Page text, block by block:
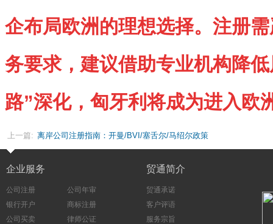
企布局欧洲的理想选择。注册
务要求，建议借助专业机构降
路”深化，匈牙利将成为进入欧
上一篇: 离岸公司注册指南：开曼/BVI/塞舌尔/马绍尔政策
对比与选择策略
企业服务
公司注册
公司年审
银行开户
商标注册
公司买卖
律师公证
贸通简介
贸通承诺
客户评语
服务宗旨